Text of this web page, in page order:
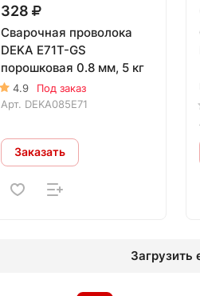
328
Сварочная проволока
DEKA E71T-GS
порошковая 0.8 мм, 5 кг
4.9
Под заказ
Арт. DEKA085E71
Заказать
Загрузить